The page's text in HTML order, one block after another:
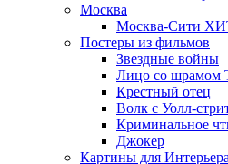
Москва
Москва-Сити
Постеры из фильмов
Звездные войны
Лицо со шрамом
Крестный отец
Волк с Уолл-
Криминальное
Джокер
Картины для Интерьера